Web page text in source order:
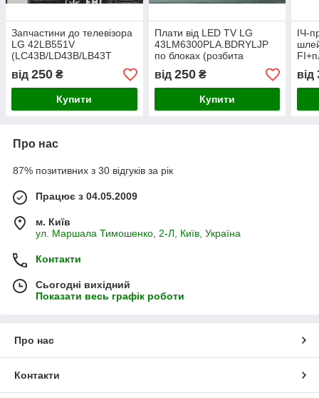
Запчастини до телевізора
LG 42LB551V
(LC43B/LD43B/LB43T
EAX65388005 (1.0),
EAX65423701 (2.0),
EBR78480602,
EAD62572203)
від 250 ₴
Купити
Плати від LED TV LG
43LM6300PLA.BDRYLJP
по блоках (розбита
матриця).
від 250₴
Купити
ІЧ-
TV
від
Про нас
87% позитивних з 30 відгуків за рік
Працює з 04.05.2009
м. Київ
ул. Маршала Тимошенко, 2-Л, Київ, Україна
Контакти
Сьогодні вихідний
Показати весь графік роботи
Про нас
Контакти